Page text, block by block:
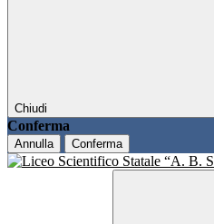
Chiudi
Conferma
Annulla Conferma